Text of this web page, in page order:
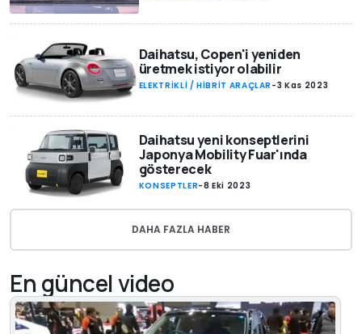
Daihatsu, Copen'i yeniden
üretmek istiyor olabilir
ELEKTRİKLİ / HİBRİT ARAÇLAR -3 Kas 2023
Daihatsu yeni konseptlerini
Japonya Mobility Fuar'ında
gösterecek
KONSEPTLER-8 Eki 2023
DAHA FAZLA HABER
En güncel video